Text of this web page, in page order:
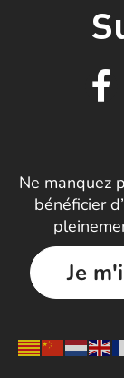
Ne manquez
bénéficier
Je